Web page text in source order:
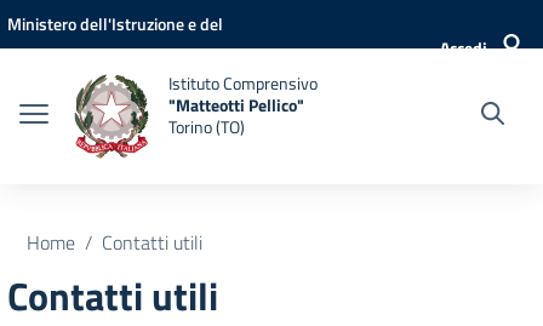
Vai ai contenuti
Vai al menu di navigazione
Vai al footer
Ministero dell'Istruzione e del
Accedi
Istituto Comprensivo
"Matteotti Pellico"
Torino (TO)
Home Contatti utili
Contatti utili